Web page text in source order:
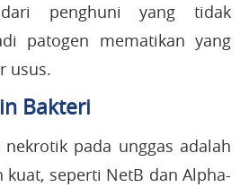
penghuni yang tidak
patogen mematikan yang
usus.
Bakteri
pada unggas adalah
kuat, seperti NetB dan Alpha-